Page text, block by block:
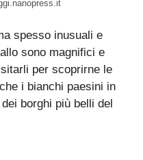
spesso inusuali e
sono magnifici e
per scoprirne le
i bianchi paesini in
borghi più belli del